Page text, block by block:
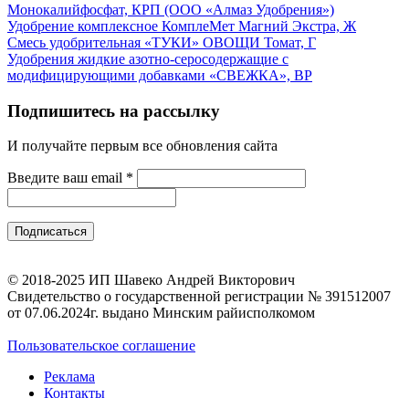
Монокалийфосфат, КРП (ООО «Алмаз Удобрения»)
Удобрение комплексное КомплеМет Магний Экстра, Ж
Смесь удобрительная «ТУКИ» ОВОЩИ Томат, Г
Удобрения жидкие азотно-серосодержащие с
модифицирующими добавками «СВЕЖКА», ВР
Подпишитесь на рассылку
И получайте первым все обновления сайта
Введите ваш email *
© 2018-2025 ИП Шавеко Андрей Викторович
Свидетельство о государственной регистрации № 391512007
от 07.06.2024г. выдано Минским райисполкомом
Пользовательское соглашение
Реклама
Контакты